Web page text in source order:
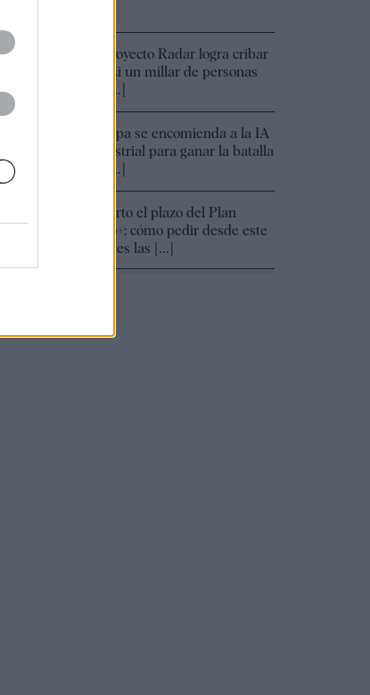
El proyecto Radar logra cribar
a casi un millar de personas
en [...]
Europa se encomienda a la IA
industrial para ganar la batalla
de [...]
Abierto el plazo del Plan
Auto+: cómo pedir desde este
martes las [...]